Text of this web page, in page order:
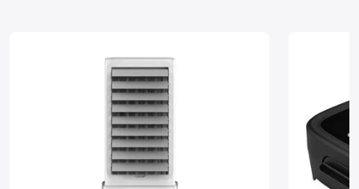
Máquina de Waffle